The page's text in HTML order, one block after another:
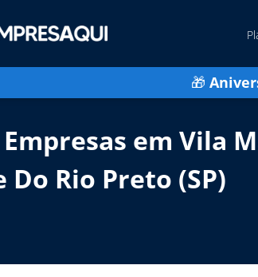
🎁
Empresas em Vila
Do Rio Preto (SP)